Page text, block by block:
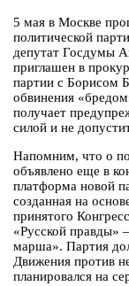
5 мая в Москве
политической
депутат Госдумы
приглашен в
партии с Борисом
обвинения
получает
силой и не
Напомним, что о
объявлено еще в
платформа новой
созданная на
принятого
«Русской правды»
марша». Партия
Движения против
планировался на